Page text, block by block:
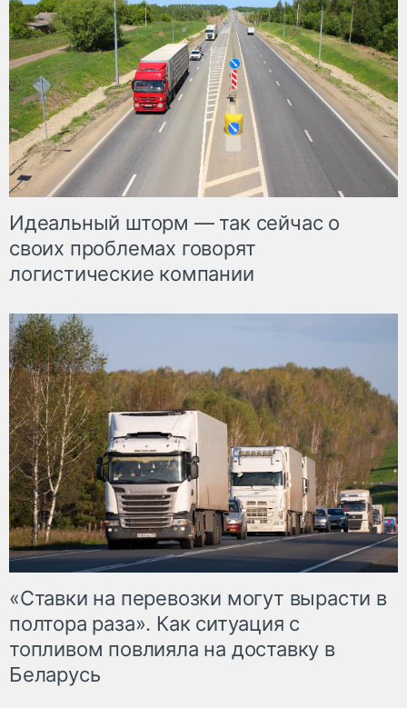
Идеальный шторм — так сейчас о
своих проблемах говорят
логистические компании
«Ставки на перевозки могут вырасти в
полтора раза». Как ситуация с
топливом повлияла на доставку в
Беларусь